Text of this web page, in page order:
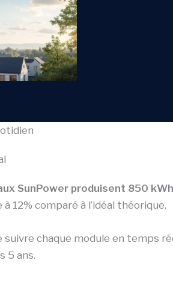
SunPower produisent 850
12% comparé à l’idéal théorique.
chaque module en temps
5 ans.